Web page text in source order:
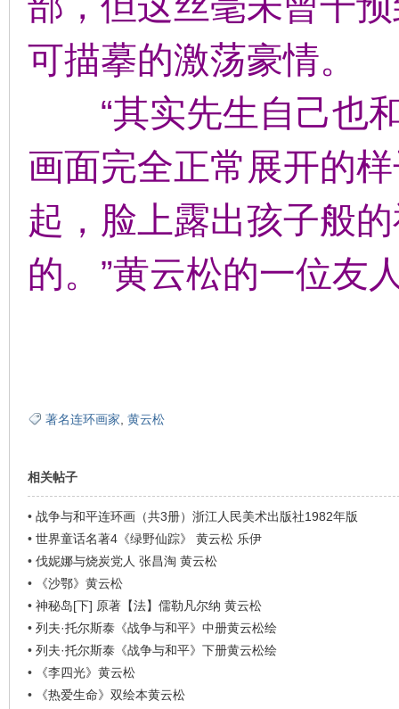
可描摹的激荡豪情。
“其实先生自己也和
画面完全正常展开的
起，脸上露出孩子般
的。”黄云松的一位友
著名连环画家 黄云松
相关帖子
• 战争与和平连环画（共3册）浙江人民美术出版社1982年版
• 世界童话名著4《绿野仙踪》 黄云松 乐伊
• 伐妮娜与烧炭党人 张昌淘 黄云松
•
《沙鄂》黄云松
• 神秘岛[下] 原著【法】儒勒凡尔纳 黄云松
• 列夫·托尔斯泰《战争与和平》中册黄云松绘
• 列夫·托尔斯泰《战争与和平》下册黄云松绘
•
《李四光》黄云松
•
《热爱生命》双绘本黄云松